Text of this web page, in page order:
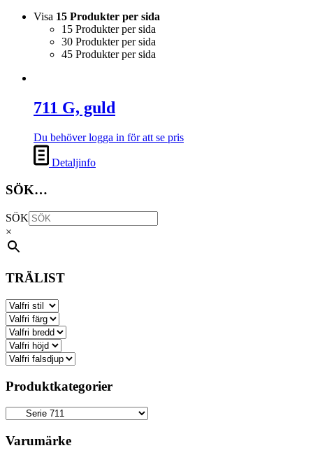
Visa 15 Produkter per sida
15 Produkter per sida
30 Produkter per sida
45 Produkter per sida
711 G, guld
Du behöver logga in för att se pris
Detaljinfo
SÖK…
SÖK
×
TRÄLIST
Produktkategorier
Varumärke